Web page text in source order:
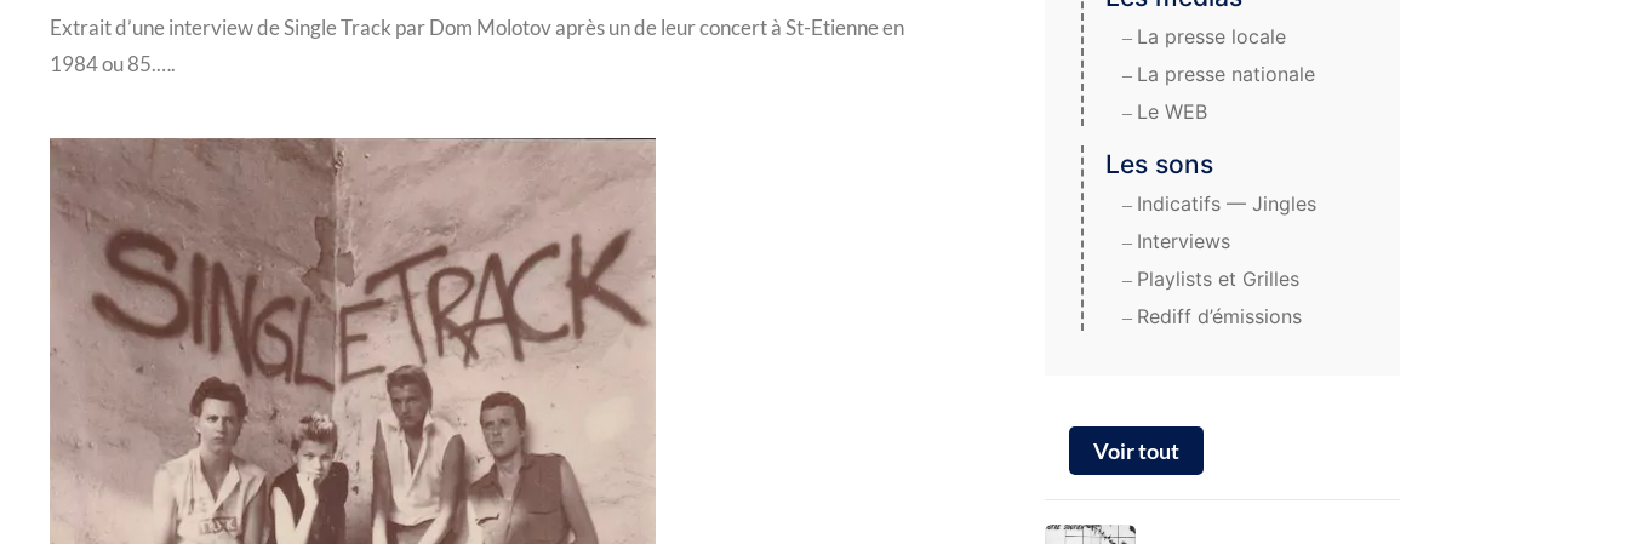
Extrait d’une inter­view de Single Track par Dom Molo­tov après un de leur concert à St-Etienne en
1984 ou 85.….
La presse locale
La presse nationale
Le WEB
Les sons
Indi­ca­tifs — Jingles
Inter­views
Play­lists et Grilles
Rediff d’é­mis­sions
Voir tout